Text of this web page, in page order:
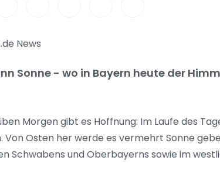
News
Sonne - wo in Bayern heute der
Morgen gibt es Hoffnung: Im Laufe des
Von Osten her werde es vermehrt Sonne
Schwabens und Oberbayerns sowie im